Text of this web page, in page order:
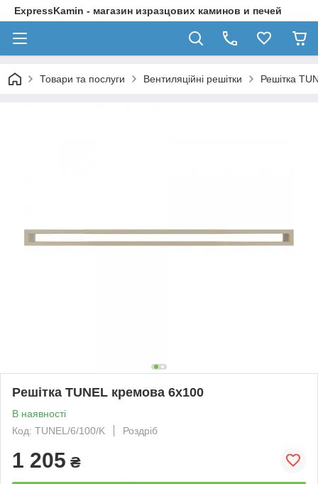
ExpressKamin - магазин изразцових каминов и печей
Товари та послуги Вентиляційні решітки Решітка
Решітка TUNEL кремова 6x100
В наявності
Код: TUNEL/6/100/K
Роздріб
1 205 ₴